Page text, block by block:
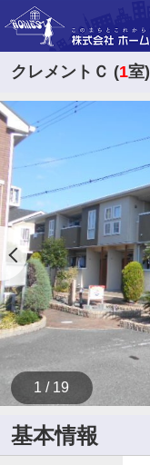
クレメントＣ (1室)
1 / 19
基本情報